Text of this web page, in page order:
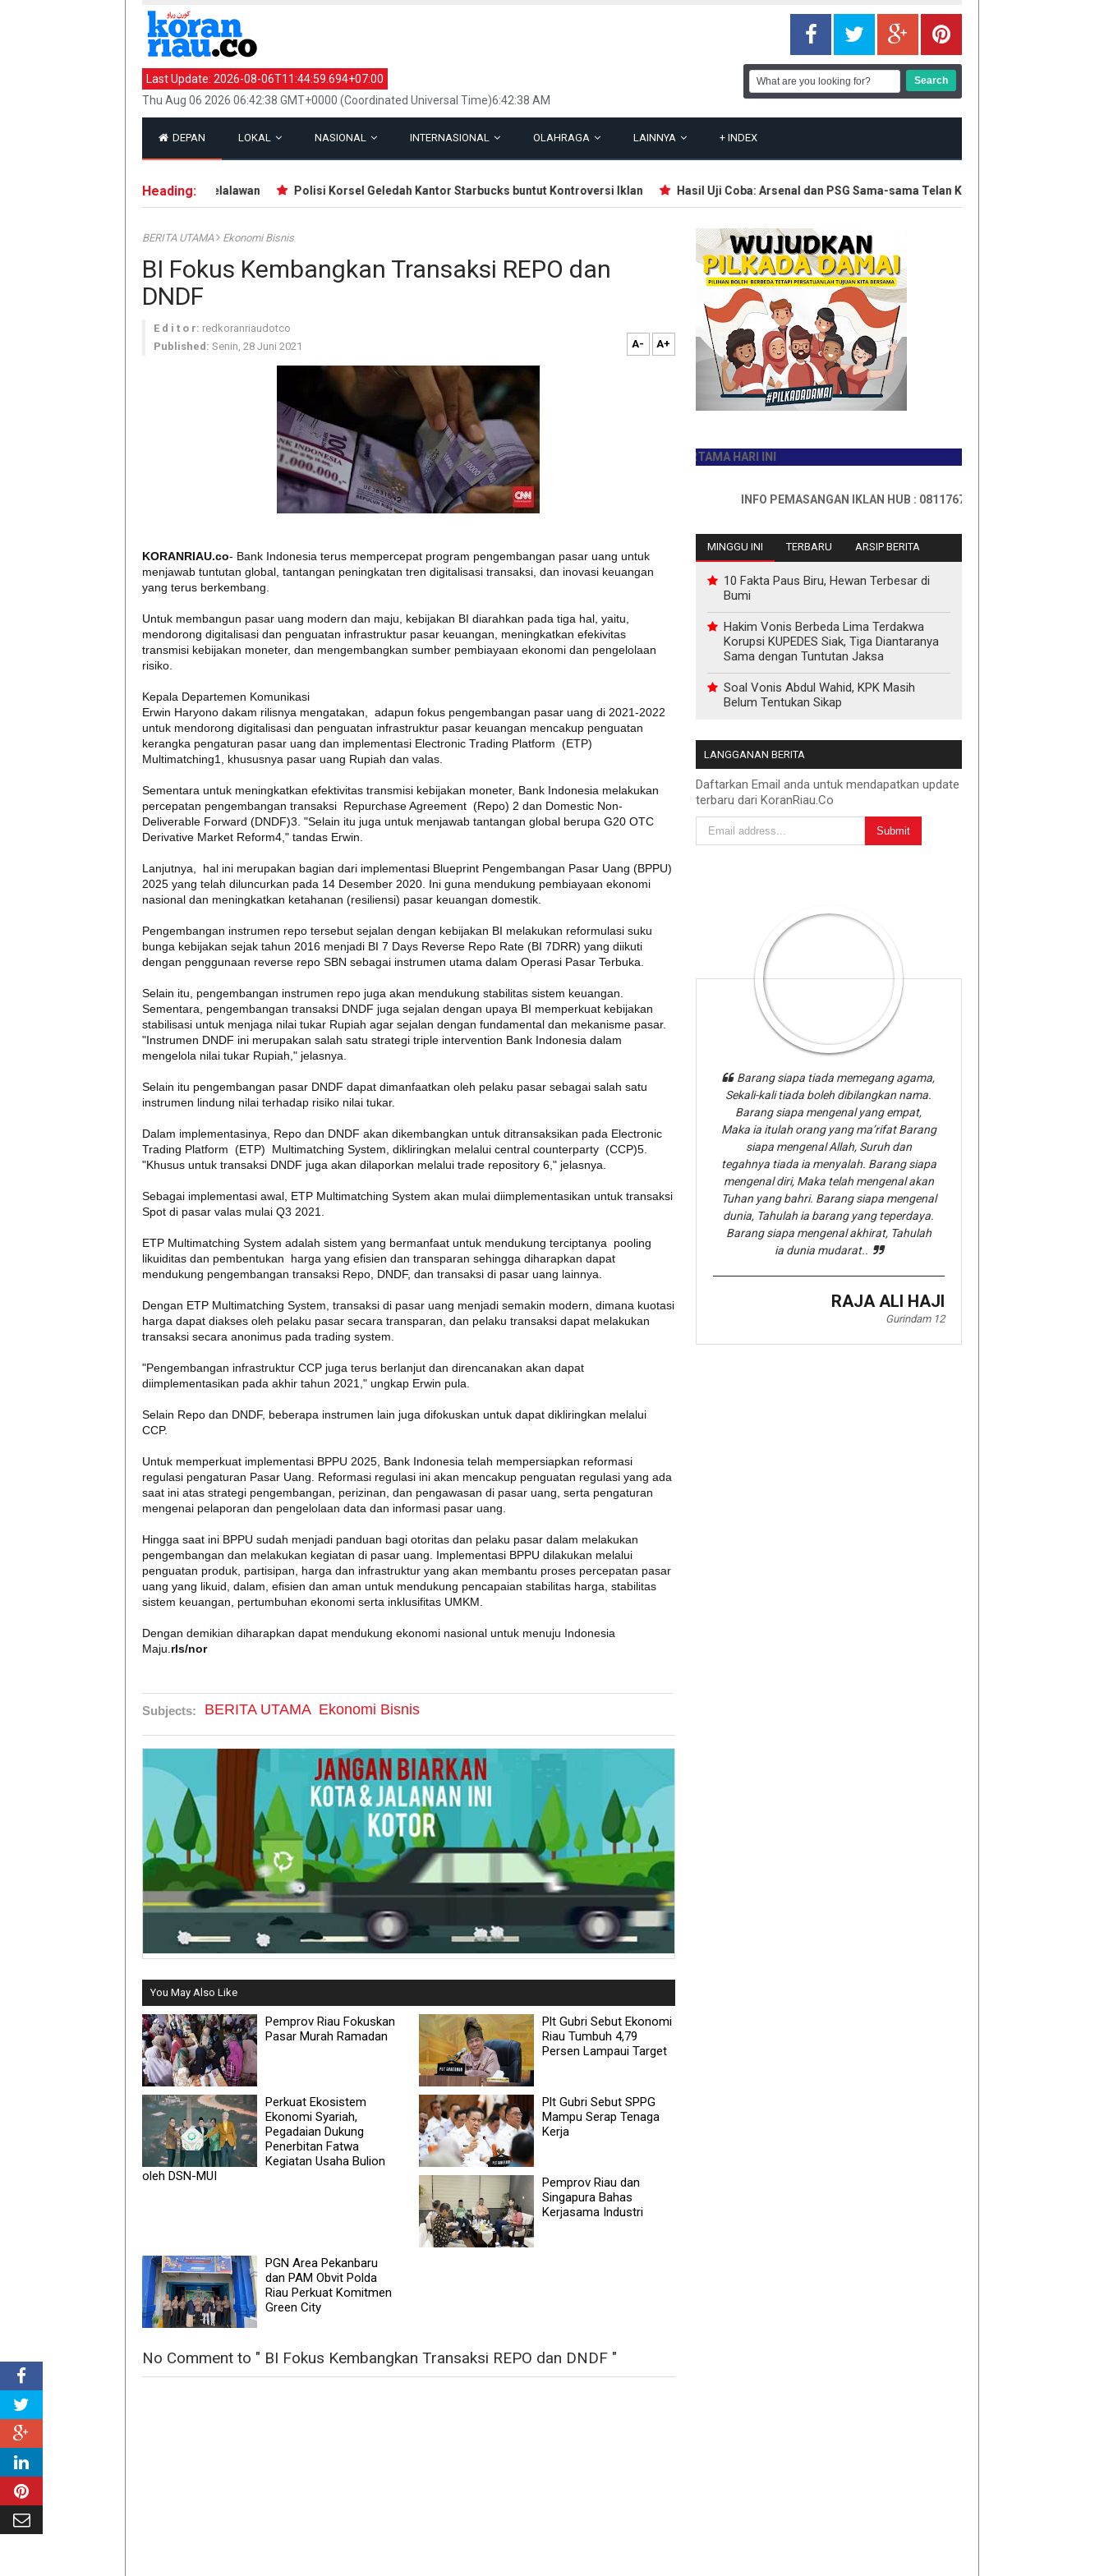
Last Update: 2026-08-06T11:44:59.694+07:00
Thu Aug 06 2026 06:42:38 GMT+0000 (Coordinated Universal Time)6:42:38 AM
DEPAN LOKAL NASIONAL INTERNASIONAL OLAHRAGA LAINNYA + INDEX
Heading:
Beruang Serang Petani Karet di Pelalawan Polisi Korsel Geledah Kantor Starbucks buntut Kontroversi Iklan Hasil Uji Coba: Arsenal dan PSG Sama-sama Telan Kekalahan
BERITA UTAMA Ekonomi Bisnis
BI Fokus Kembangkan Transaksi REPO dan
DNDF
E d i t o r: redkoranriaudotco
Published: Senin, 28 Juni 2021 A- A+
KORANRIAU.co- Bank Indonesia terus mempercepat program pengembangan pasar uang untuk
menjawab tuntutan global, tantangan peningkatan tren digitalisasi transaksi, dan inovasi keuangan
yang terus berkembang.
Untuk membangun pasar uang modern dan maju, kebijakan BI diarahkan pada tiga hal, yaitu,
mendorong digitalisasi dan penguatan infrastruktur pasar keuangan, meningkatkan efekivitas
transmisi kebijakan moneter, dan mengembangkan sumber pembiayaan ekonomi dan pengelolaan
risiko.
Kepala Departemen Komunikasi
Erwin Haryono dakam rilisnya mengatakan, adapun fokus pengembangan pasar uang di 2021-2022
untuk mendorong digitalisasi dan penguatan infrastruktur pasar keuangan mencakup penguatan
kerangka pengaturan pasar uang dan implementasi Electronic Trading Platform (ETP)
Multimatching1, khususnya pasar uang Rupiah dan valas.
Sementara untuk meningkatkan efektivitas transmisi kebijakan moneter, Bank Indonesia melakukan
percepatan pengembangan transaksi Repurchase Agreement (Repo) 2 dan Domestic Non-
Deliverable Forward (DNDF)3. "Selain itu juga untuk menjawab tantangan global berupa G20 OTC
Derivative Market Reform4," tandas Erwin.
Lanjutnya, hal ini merupakan bagian dari implementasi Blueprint Pengembangan Pasar Uang (BPPU)
2025 yang telah diluncurkan pada 14 Desember 2020. Ini guna mendukung pembiayaan ekonomi
nasional dan meningkatkan ketahanan (resiliensi) pasar keuangan domestik.
Pengembangan instrumen repo tersebut sejalan dengan kebijakan BI melakukan reformulasi suku
bunga kebijakan sejak tahun 2016 menjadi BI 7 Days Reverse Repo Rate (BI 7DRR) yang diikuti
dengan penggunaan reverse repo SBN sebagai instrumen utama dalam Operasi Pasar Terbuka.
Selain itu, pengembangan instrumen repo juga akan mendukung stabilitas sistem keuangan.
Sementara, pengembangan transaksi DNDF juga sejalan dengan upaya BI memperkuat kebijakan
stabilisasi untuk menjaga nilai tukar Rupiah agar sejalan dengan fundamental dan mekanisme pasar.
"Instrumen DNDF ini merupakan salah satu strategi triple intervention Bank Indonesia dalam
mengelola nilai tukar Rupiah," jelasnya.
Selain itu pengembangan pasar DNDF dapat dimanfaatkan oleh pelaku pasar sebagai salah satu
instrumen lindung nilai terhadap risiko nilai tukar.
Dalam implementasinya, Repo dan DNDF akan dikembangkan untuk ditransaksikan pada Electronic
Trading Platform (ETP) Multimatching System, dikliringkan melalui central counterparty (CCP)5.
"Khusus untuk transaksi DNDF juga akan dilaporkan melalui trade repository 6," jelasnya.
Sebagai implementasi awal, ETP Multimatching System akan mulai diimplementasikan untuk transaksi
Spot di pasar valas mulai Q3 2021.
ETP Multimatching System adalah sistem yang bermanfaat untuk mendukung terciptanya pooling
likuiditas dan pembentukan harga yang efisien dan transparan sehingga diharapkan dapat
mendukung pengembangan transaksi Repo, DNDF, dan transaksi di pasar uang lainnya.
Dengan ETP Multimatching System, transaksi di pasar uang menjadi semakin modern, dimana kuotasi
harga dapat diakses oleh pelaku pasar secara transparan, dan pelaku transaksi dapat melakukan
transaksi secara anonimus pada trading system.
"Pengembangan infrastruktur CCP juga terus berlanjut dan direncanakan akan dapat
diimplementasikan pada akhir tahun 2021," ungkap Erwin pula.
Selain Repo dan DNDF, beberapa instrumen lain juga difokuskan untuk dapat dikliringkan melalui
CCP.
Untuk memperkuat implementasi BPPU 2025, Bank Indonesia telah mempersiapkan reformasi
regulasi pengaturan Pasar Uang. Reformasi regulasi ini akan mencakup penguatan regulasi yang ada
saat ini atas strategi pengembangan, perizinan, dan pengawasan di pasar uang, serta pengaturan
mengenai pelaporan dan pengelolaan data dan informasi pasar uang.
Hingga saat ini BPPU sudah menjadi panduan bagi otoritas dan pelaku pasar dalam melakukan
pengembangan dan melakukan kegiatan di pasar uang. Implementasi BPPU dilakukan melalui
penguatan produk, partisipan, harga dan infrastruktur yang akan membantu proses percepatan pasar
uang yang likuid, dalam, efisien dan aman untuk mendukung pencapaian stabilitas harga, stabilitas
sistem keuangan, pertumbuhan ekonomi serta inklusifitas UMKM.
Dengan demikian diharapkan dapat mendukung ekonomi nasional untuk menuju Indonesia
Maju. rls/nor
Subjects: BERITA UTAMA Ekonomi Bisnis
You May Also Like
Pemprov Riau Fokuskan
Pasar Murah Ramadan
Plt Gubri Sebut Ekonomi
Riau Tumbuh 4,79
Persen Lampaui Target
Perkuat Ekosistem
Ekonomi Syariah,
Pegadaian Dukung
Penerbitan Fatwa
Kegiatan Usaha Bulion
oleh DSN-MUI
Plt Gubri Sebut SPPG
Mampu Serap Tenaga
Kerja
Pemprov Riau dan
Singapura Bahas
Kerjasama Industri
PGN Area Pekanbaru
dan PAM Obvit Polda
Riau Perkuat Komitmen
Green City
No Comment to " BI Fokus Kembangkan Transaksi REPO dan DNDF "
JADILAH PEMBACA PERTAMA HARI INI
INFO PEMASANGAN IKLAN HUB : 0811767335
MINGGU INI TERBARU ARSIP BERITA
10 Fakta Paus Biru, Hewan Terbesar di
Bumi
Hakim Vonis Berbeda Lima Terdakwa
Korupsi KUPEDES Siak, Tiga Diantaranya
Sama dengan Tuntutan Jaksa
Soal Vonis Abdul Wahid, KPK Masih
Belum Tentukan Sikap
LANGGANAN BERITA
Daftarkan Email anda untuk mendapatkan update
terbaru dari KoranRiau.Co
Barang siapa tiada memegang agama,
Sekali-kali tiada boleh dibilangkan nama.
Barang siapa mengenal yang empat,
Maka ia itulah orang yang ma’rifat Barang
siapa mengenal Allah, Suruh dan
tegahnya tiada ia menyalah. Barang siapa
mengenal diri, Maka telah mengenal akan
Tuhan yang bahri. Barang siapa mengenal
dunia, Tahulah ia barang yang teperdaya.
Barang siapa mengenal akhirat, Tahulah
ia dunia mudarat..
RAJA ALI HAJI
Gurindam 12